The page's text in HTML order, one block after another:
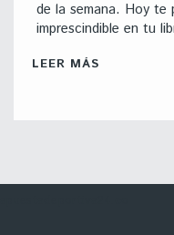
de la semana. Hoy te
imprescindible en tu
LEER MÁS